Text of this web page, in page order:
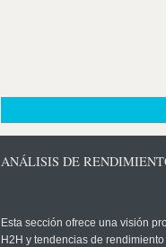
ANÁLISIS DE
Esta sección ofrece una visión
H2H y tendencias de